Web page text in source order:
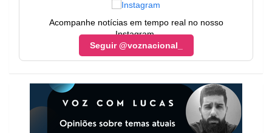
Acompanhe notícias em tempo real no nosso
Instagram.
Seguir @voznacional_